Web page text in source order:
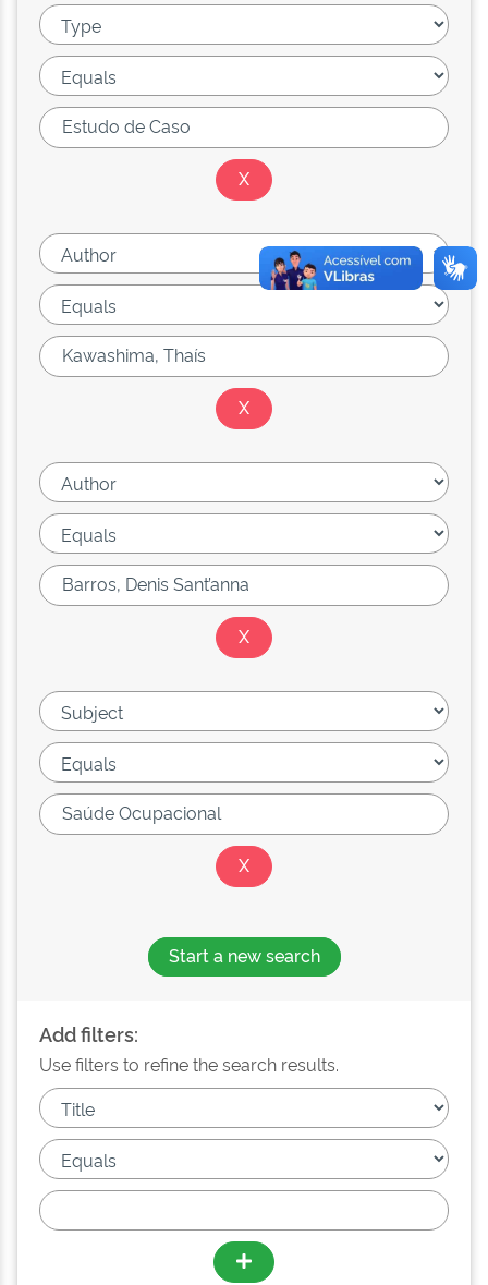
Start a new search
Add filters:
Use filters to refine the search results.